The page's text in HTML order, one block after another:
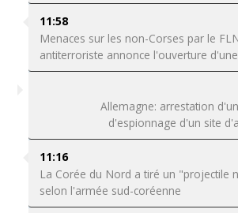
11:58
Menaces sur les non-Corses par le
antiterroriste annonce l'ouverture
Allemagne: arrestation
d'espionnage d'un site
11:16
La Corée du Nord a tiré un "projectile
selon l'armée sud-coréenne